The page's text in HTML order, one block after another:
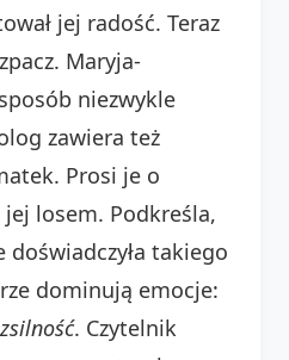
jej radość. Teraz
Maryja-
niezwykle
zawiera też
Prosi je o
losem. Podkreśla,
doświadczyła takiego
dominują emocje:
. Czytelnik